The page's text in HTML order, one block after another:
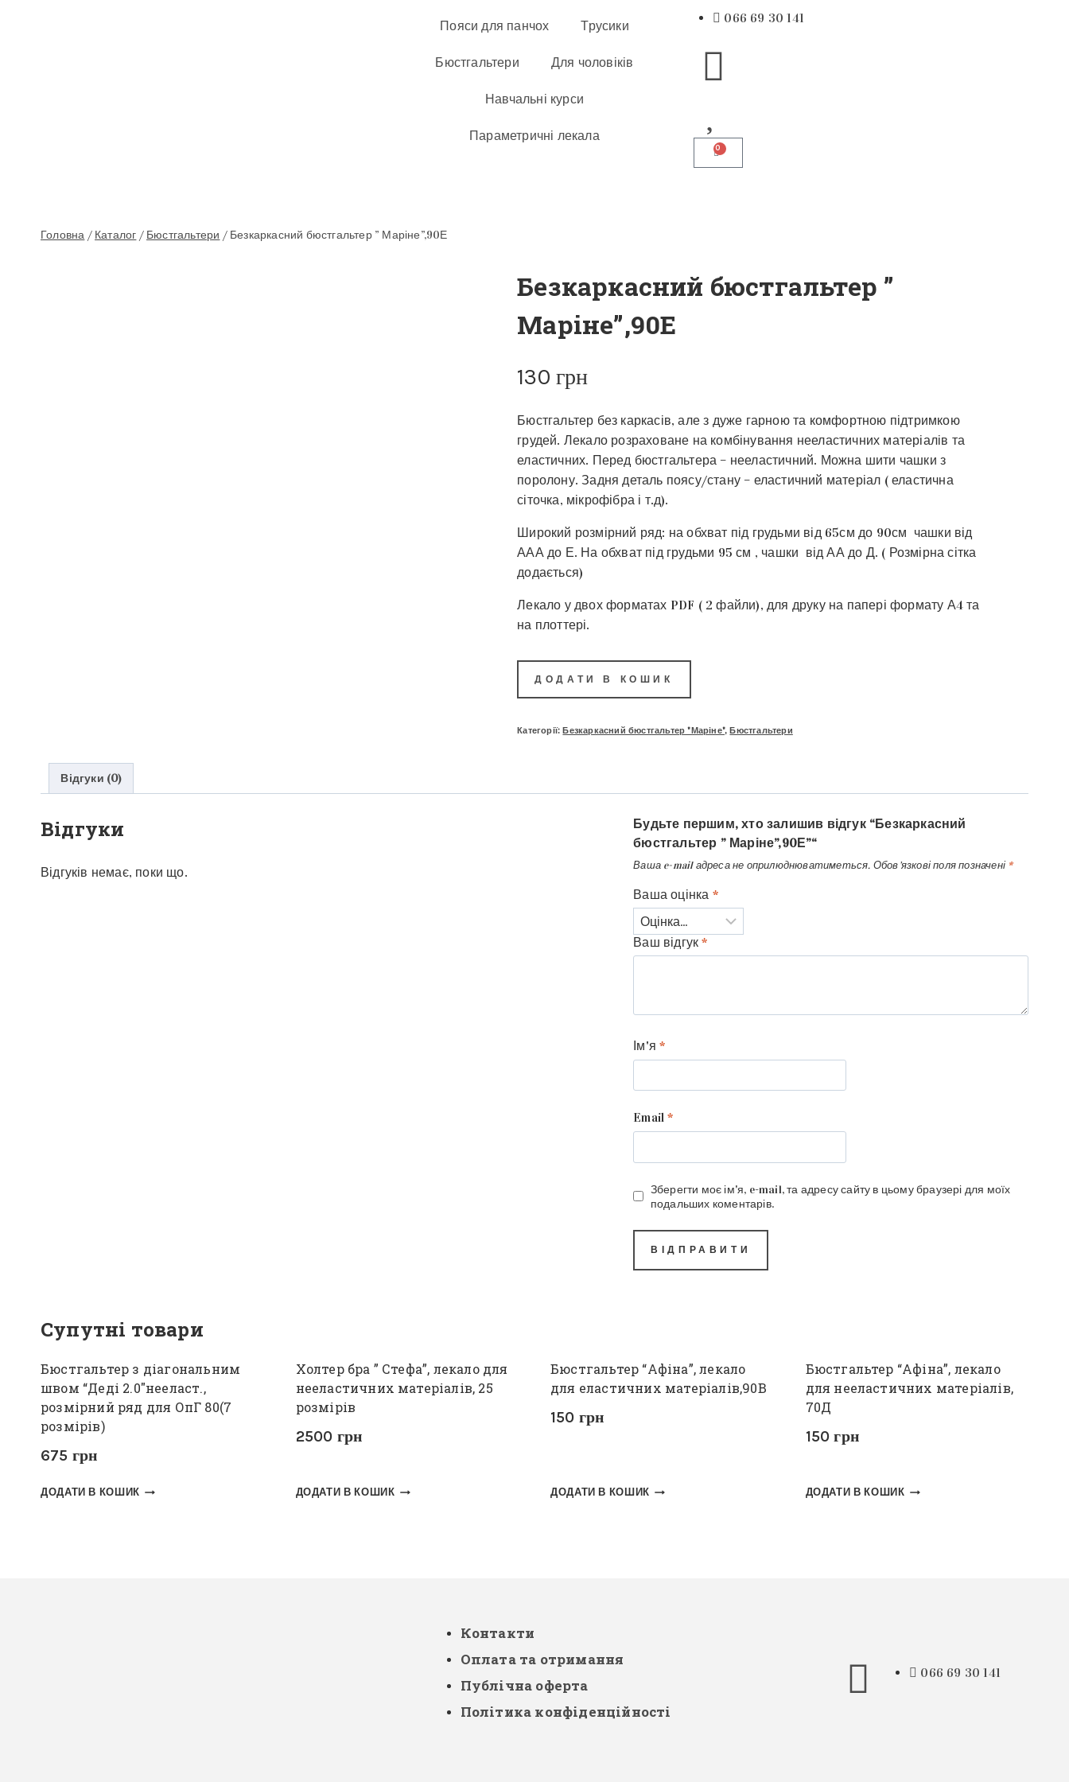
Пояси для панчох Трусики
Бюстгальтери Для чоловіків
Навчальні курси
Параметричні лекала
066 69 30 141
0
Головна / Каталог / Бюстгальтери / Безкаркасний бюстгальтер ” Маріне”,90Е
Безкаркасний бюстгальтер ”
Маріне”,90Е
130грн
Бюстгальтер без каркасів, але з дуже гарною та комфортною підтримкою
грудей. Лекало розраховане на комбінування нееластичних матеріалів та
еластичних. Перед бюстгальтера – нееластичний. Можна шити чашки з
поролону. Задня деталь поясу/стану – еластичний матеріал ( еластична
сіточка, мікрофібра і т.д).
Широкий розмірний ряд: на обхват під грудьми від 65см до 90см чашки від
ААА до Е. На обхват під грудьми 95 см , чашки від АА до Д. ( Розмірна сітка
додається)
Лекало у двох форматах PDF ( 2 файли), для друку на папері формату А4 та
на плоттері.
ДОДАТИ В КОШИК
Категорії:Безкаркасний бюстгальтер "Маріне",Бюстгальтери
Відгуки (0)
Відгуки
Відгуків немає, поки що.
Будьте першим, хто залишив відгук “Безкаркасний
бюстгальтер ” Маріне”,90Е”“
Ваша e-mail адреса не оприлюднюватиметься. Обов’язкові поля позначені *
Ваша оцінка *
Ваш відгук*
Ім'я*
Email*
Зберегти моє ім'я, e-mail, та адресу сайту в цьому браузері для моїх
подальших коментарів.
Супутні товари
Бюстгальтер з діагональним
швом “Деді 2.0″нееласт.,
розмірний ряд для ОпГ 80(7
розмірів)
675 грн
ДОДАТИ В КОШИК
Холтер бра ” Стефа”, лекало для
нееластичних матеріалів, 25
розмірів
2500 грн
ДОДАТИ В КОШИК
Бюстгальтер “Афіна”, лекало
для еластичних матеріалів,90В
150 грн
ДОДАТИ В КОШИК
Бюстгальтер “Афіна”, лекало
для нееластичних матеріалів,
70Д
150грн
ДОДАТИ В КОШИК
Контакти
Оплата та отримання
Публічна оферта
Політика конфіденційності
066 69 30 141